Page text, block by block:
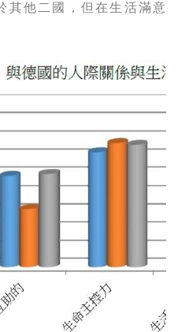
其他二國，但在生活滿意